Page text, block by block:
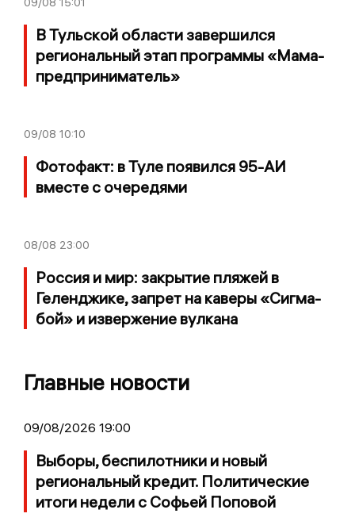
В Тульской области завершился
региональный этап программы «Мама-
предприниматель»
09/08 10:10
Фотофакт: в Туле появился 95-АИ
вместе с очередями
08/08 23:00
Россия и мир: закрытие пляжей в
Геленджике, запрет на каверы «Сигма-
бой» и извержение вулкана
Главные новости
09/08/2026 19:00
Выборы, беспилотники и новый
региональный кредит. Политические
итоги недели с Софьей Поповой